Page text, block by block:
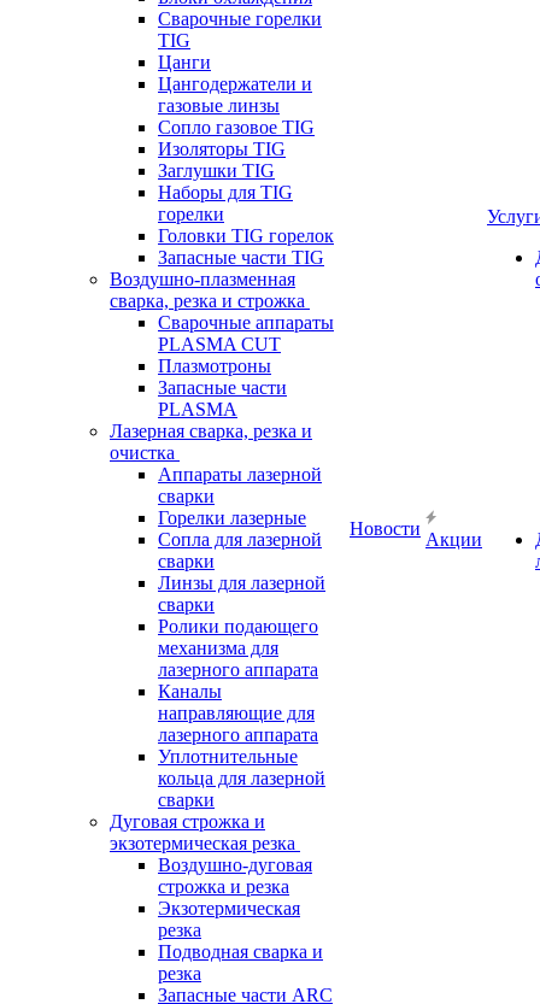
Сварочные горелки
TIG
Цанги
Цангодержатели и
газовые линзы
Сопло газовое TIG
Изоляторы TIG
Заглушки TIG
Наборы для TIG
горелки
Головки TIG горелок
Запасные части TIG
Воздушно-плазменная
сварка, резка и строжка
Сварочные аппараты
PLASMA CUT
Плазмотроны
Запасные части
PLASMA
Лазерная сварка, резка и
очистка
Аппараты лазерной
сварки
Горелки лазерные
Сопла для лазерной
сварки
Линзы для лазерной
сварки
Ролики подающего
механизма для
лазерного аппарата
Каналы
направляющие для
лазерного аппарата
Уплотнительные
кольца для лазерной
сварки
Дуговая строжка и
экзотермическая резка
Воздушно-дуговая
строжка и резка
Экзотермическая
резка
Подводная сварка и
резка
Запасные части ARC
Новости
Акции